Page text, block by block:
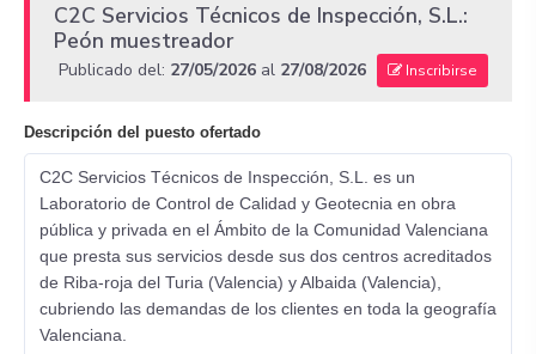
C2C Servicios Técnicos de Inspección, S.L.:
Peón muestreador
Publicado del: 27/05/2026 al 27/08/2026 Inscribirse
Descripción del puesto ofertado
C2C Servicios Técnicos de Inspección, S.L. es un
Laboratorio de Control de Calidad y Geotecnia en obra
pública y privada en el Ámbito de la Comunidad Valenciana
que presta sus servicios desde sus dos centros acreditados
de Riba-roja del Turia (Valencia) y Albaida (Valencia),
cubriendo las demandas de los clientes en toda la geografí­a
Valenciana.